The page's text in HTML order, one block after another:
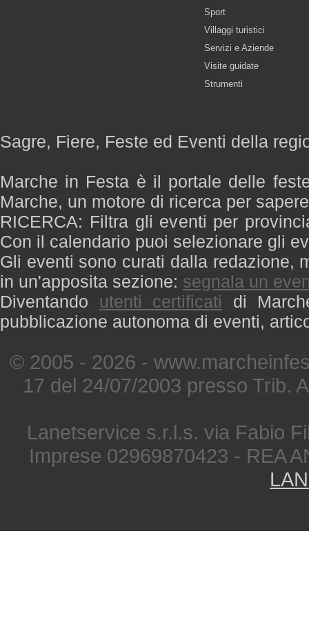
Sport
Villaggi turistici
Servizi e Aziende
Visite guidate
Strumenti
Sagre, Fiere, Feste ed Eventi della
Marche in Festa è il portale delle
Marche, un motore di ricerca per
RICERCA: Filtra gli eventi per
Con il calendario puoi selezionare gli
Gli eventi sono curati dalla redazione,
in un'apposita sezione: segnala un
Diventando utenti certificati di
pubblicazione autonoma di eventi,
© 2005 - 2026 -
17 del 24/07/2003 presso Trib.
Lanetservice s.r.l.s. via Fabio
Imprese 02969870423 - REA